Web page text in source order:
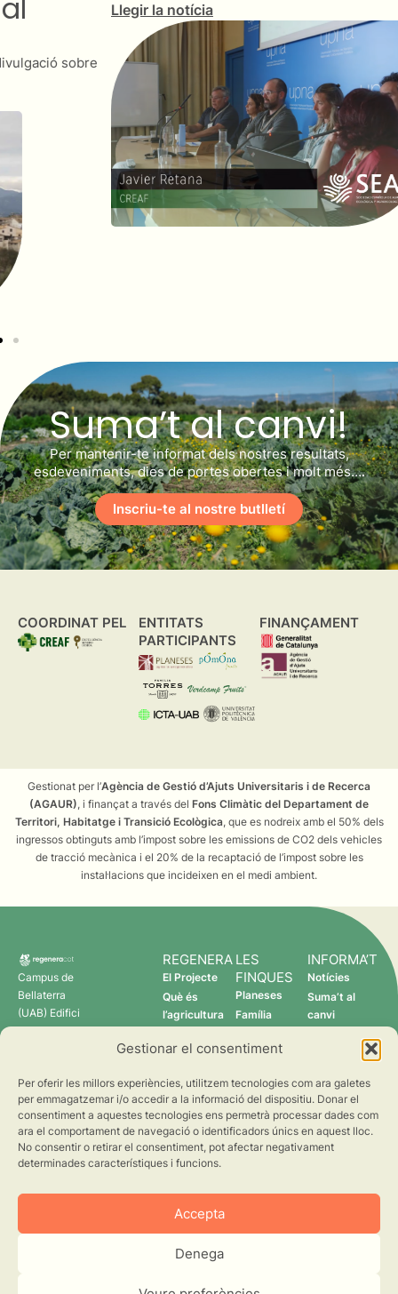
Gestionar el consentiment
Per oferir les millors experiències, utilitzem tecnologies com ara galetes
per emmagatzemar i/o accedir a la informació del dispositiu. Donar el
consentiment a aquestes tecnologies ens permetrà processar dades com
ara el comportament de navegació o identificadors únics en aquest lloc.
No consentir o retirar el consentiment, pot afectar negativament
determinades característiques i funcions.
Accepta
Denega
Llegir la notícia
Suma’t al canvi!
Per mantenir-te informat dels nostres resultats,
esdeveniments, dies de portes obertes i molt més….
Inscriu-te al nostre butlletí
COORDINAT PEL
ENTITATS
PARTICIPANTS
FINANÇAMENT
Gestionat per l’Agència de Gestió d’Ajuts Universitaris i de Recerca
(AGAUR), i finançat a través del Fons Climàtic del Departament de
Territori, Habitatge i Transició Ecològica, que es nodreix amb el 50% dels
ingressos obtinguts amb l’impost sobre les emissions de CO2 dels vehicles
de tracció mecànica i el 20% de la recaptació de l’impost sobre les
instal·lacions que incideixen en el medi ambient.
Campus de
Bellaterra
(UAB) Edifici
C 08193
regenera@creaf.uab.cat
REGENERA
El Projecte
Què és
l’agricultura
Qui som
LES
FINQUES
Planeses
Família
Verdcamp
Pomona
Fruits
INFORMA’T
Notícies
Suma’t al
canvi